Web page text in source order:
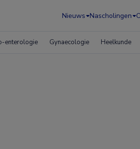
Nieuws Nascholingen
enterologie Gynaecologie Heelkunde